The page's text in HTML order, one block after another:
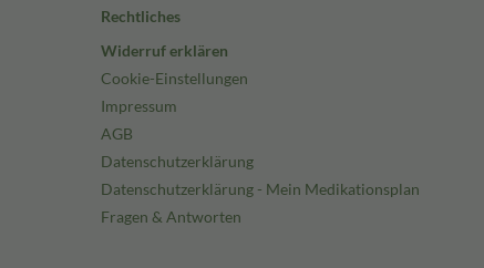
Rechtliches
Widerruf erklären
Cookie-Einstellungen
Impressum
AGB
Datenschutzerklärung
Datenschutzerklärung - Mein Medikationsplan
Fragen & Antworten